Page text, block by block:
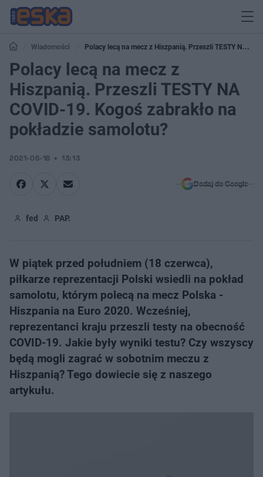
Wiadomości
Polacy lecą na mecz z Hiszpanią. Przeszli TESTY NA
COVID-19. Kogoś zabrakło na pokładzie samolotu?
Polacy lecą na mecz z
Hiszpanią. Przeszli TESTY NA
COVID-19. Kogoś zabrakło na
pokładzie samolotu?
2021-06-18 13:13
Dodaj do Google
fed PAP.
W piątek przed południem (18 czerwca),
piłkarze reprezentacji Polski wsiedli na pokład
samolotu, którym polecą na mecz Polska -
Hiszpania na Euro 2020. Wcześniej,
reprezentanci kraju przeszli testy na obecność
COVID-19. Jakie były wyniki testu? Czy wszyscy
będą mogli zagrać w sobotnim meczu z
Hiszpanią? Tego dowiecie się z naszego
artykułu.